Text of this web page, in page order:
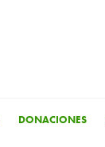
DONACIONES